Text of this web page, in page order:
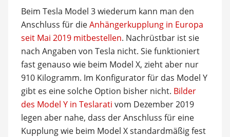
Beim Tesla Model 3 wiederum kann man den
Anschluss für dieAnhängerkupplung in Europa
seit Mai 2019 mitbestellen. Nachrüstbar ist sie
nach Angaben von Tesla nicht. Sie funktioniert
fast genauso wie beim Model X, zieht aber nur
910 Kilogramm. Im Konfigurator für das Model Y
gibt es eine solche Option bisher nicht. Bilder
des Model Y in Teslarati vom Dezember 2019
legen aber nahe, dass der Anschluss für eine
Kupplung wie beim Model X standardmäßig fest